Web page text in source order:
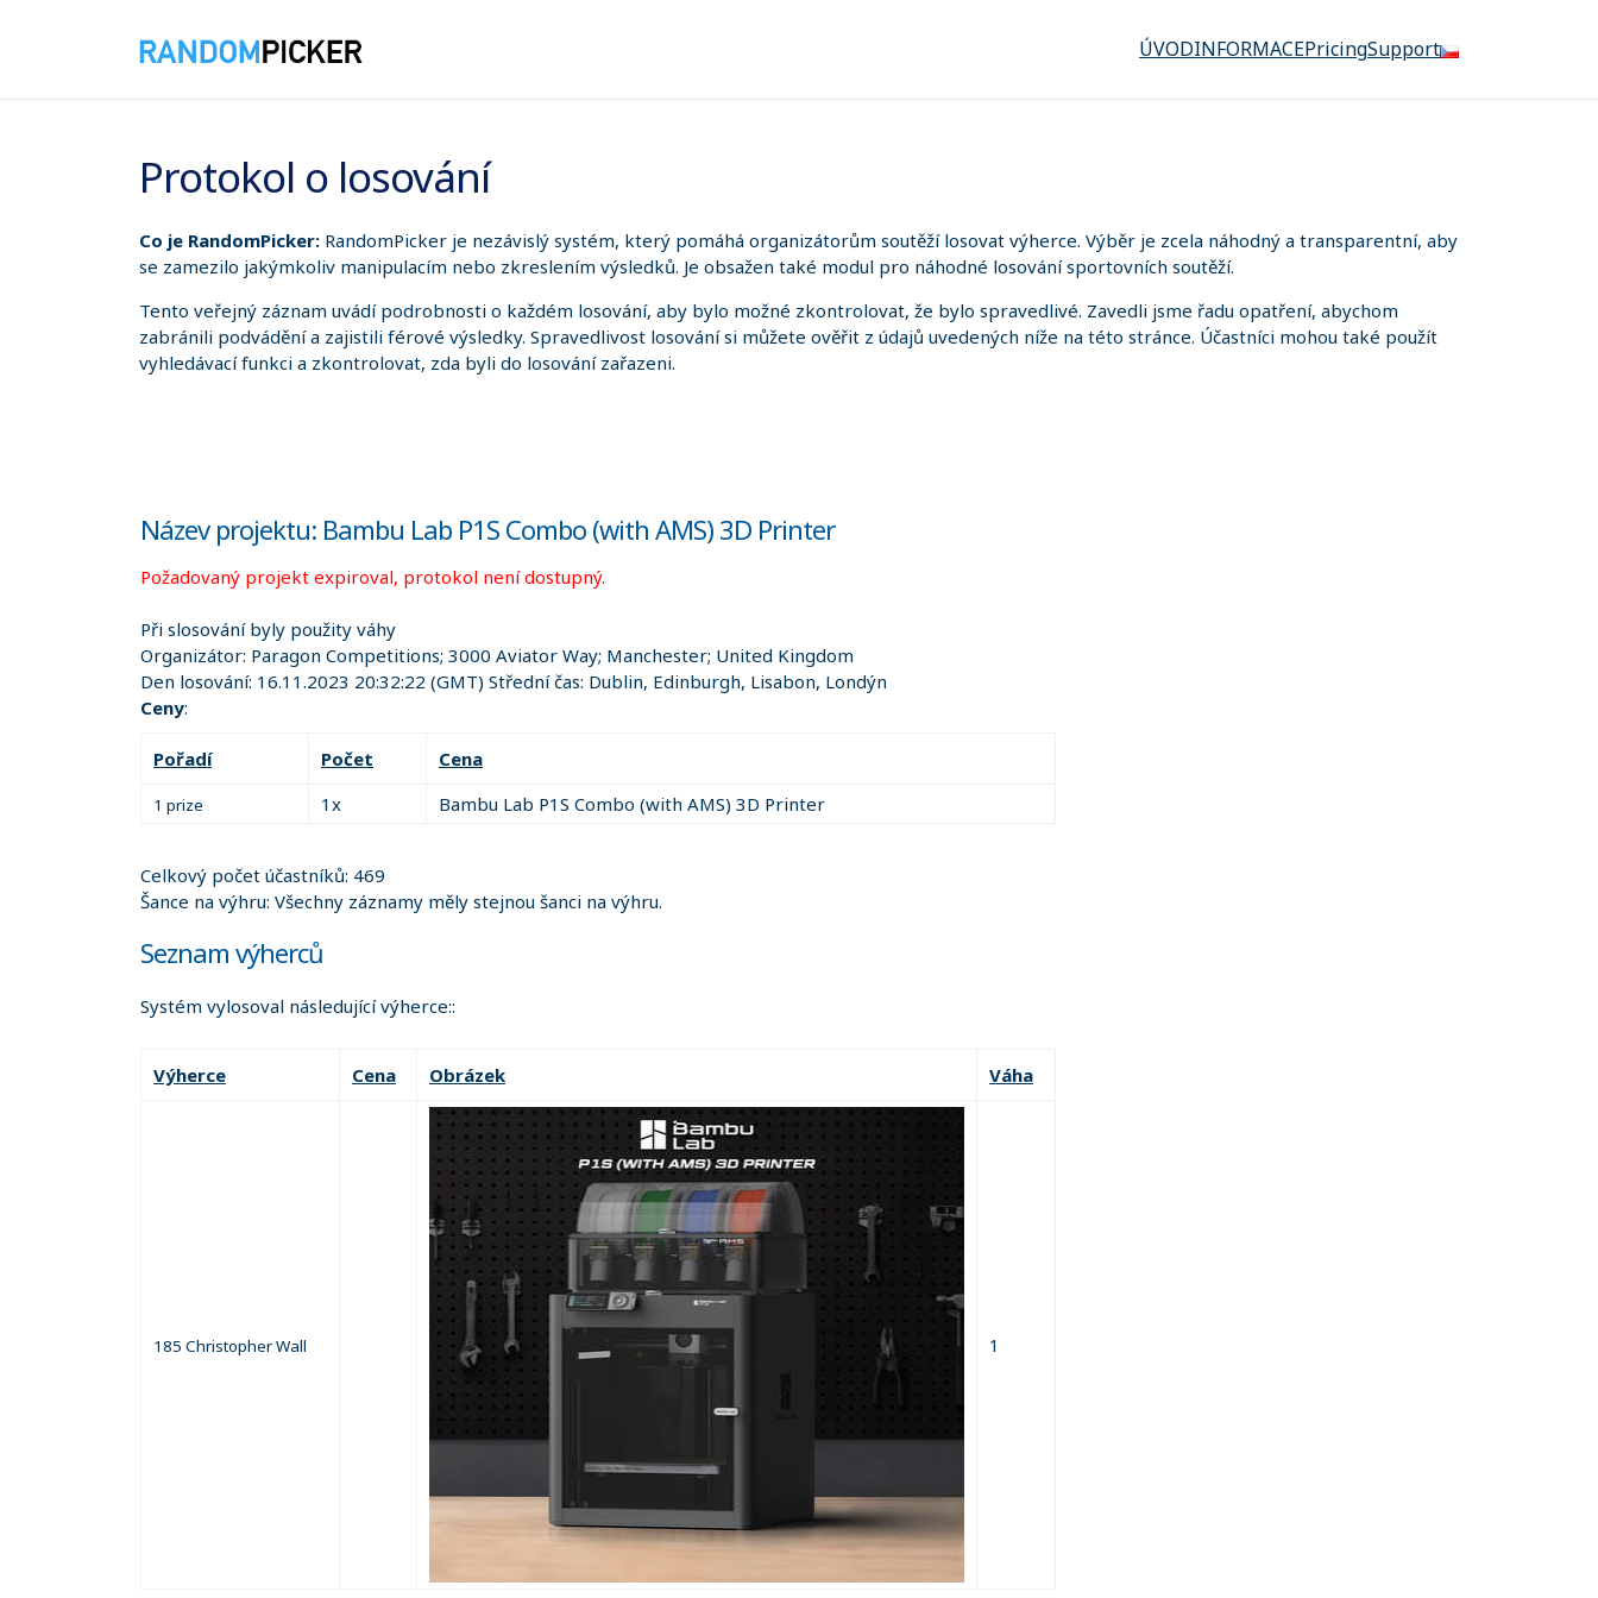
ÚVODINFORMACEPricingSupport
Protokol o losování
Co je RandomPicker: RandomPicker je nezávislý systém, který pomáhá organizátorům soutěží losovat výherce. Výběr je zcela náhodný a transparentní, aby
se zamezilo jakýmkoliv manipulacím nebo zkreslením výsledků. Je obsažen také modul pro náhodné losování sportovních soutěží.
Tento veřejný záznam uvádí podrobnosti o každém losování, aby bylo možné zkontrolovat, že bylo spravedlivé. Zavedli jsme řadu opatření, abychom
zabránili podvádění a zajistili férové výsledky. Spravedlivost losování si můžete ověřit z údajů uvedených níže na této stránce. Účastníci mohou také použít
vyhledávací funkci a zkontrolovat, zda byli do losování zařazeni.
Název projektu: Bambu Lab P1S Combo (with AMS) 3D Printer
Požadovaný projekt expiroval, protokol není dostupný.
Při slosování byly použity váhy
Organizátor: Paragon Competitions; 3000 Aviator Way; Manchester; United Kingdom
Den losování: 16.11.2023 20:32:22 (GMT) Střední čas: Dublin, Edinburgh, Lisabon, Londýn
Ceny:
Pořadí Počet Cena
1 prize 1x Bambu Lab P1S Combo (with AMS) 3D Printer
Celkový počet účastníků: 469
Šance na výhru: Všechny záznamy měly stejnou šanci na výhru.
Seznam výherců
Systém vylosoval následující výherce::
Výherce Cena Obrázek Váha
185 Christopher Wall 1